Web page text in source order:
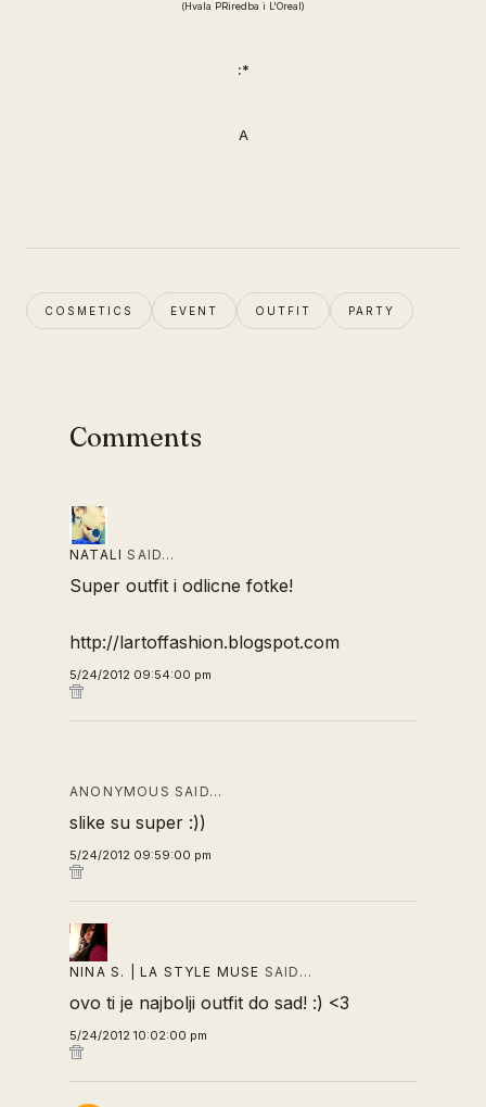
(Hvala PRiredba i L'Oreal)
:*
A
COSMETICS EVENT OUTFIT PARTY
Comments
NATALI SAID…
Super outfit i odlicne fotke!
http://lartoffashion.blogspot.com
5/24/2012 09:54:00 pm
ANONYMOUS SAID…
slike su super :))
5/24/2012 09:59:00 pm
NINA S. | LA STYLE MUSE SAID…
ovo ti je najbolji outfit do sad! :) <3
5/24/2012 10:02:00 pm